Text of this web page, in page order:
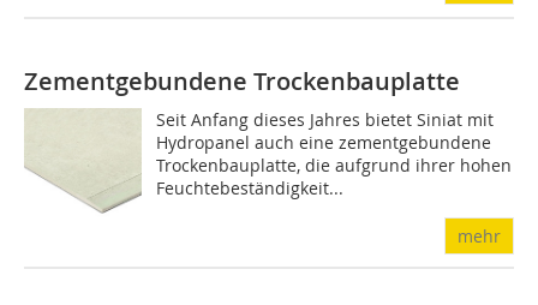
Zementgebundene Trockenbauplatte
Seit Anfang dieses Jahres bietet Siniat mit
Hydropanel auch eine zementgebundene
Trockenbauplatte, die aufgrund ihrer hohen
Feuchtebeständigkeit...
mehr